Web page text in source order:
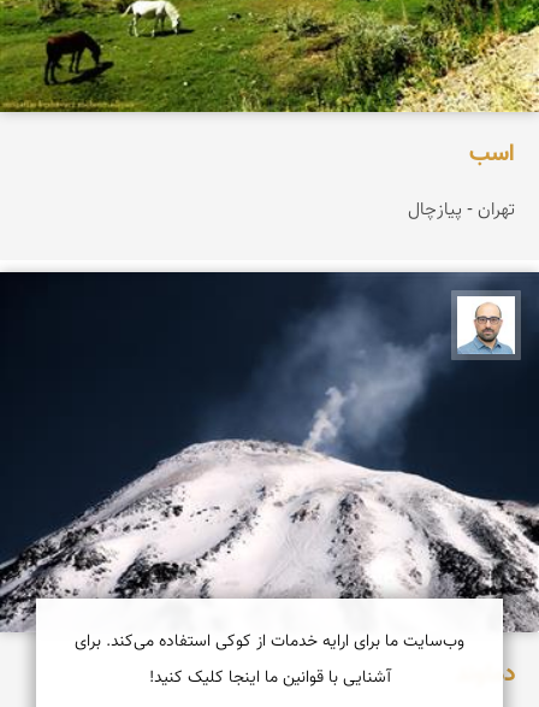
اسب
تهران - پیازچال
دماوند
وب‌سایت ما برای ارایه خدمات از کوکی استفاده می‌کند. برای
آشنایی با قوانین ما اینجا کلیک کنید!